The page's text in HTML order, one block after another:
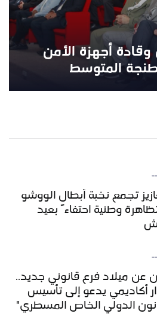
وقادة أجهزة الأمن
المتوسط
تجمع نخبة أبطال الووشو
وطنية احتفاءً بعيد
عن ميلاد فرع قانوني جديد..
أكاديمي يدعو إلى تأسيس
الدولي الخاص المسطري"